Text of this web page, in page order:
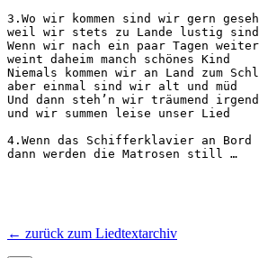
3.Wo wir kommen sind wir gern
weil wir stets zu Lande lustig sind
Wenn wir nach ein paar Tagen weiter
weint daheim manch schönes Kind
Niemals kommen wir an Land zum
aber einmal sind wir alt und müd
Und dann steh’n wir träumend
und wir summen leise unser Lied
4.Wenn das Schifferklavier an
dann werden die Matrosen still …
← zurück zum Liedtextarchiv